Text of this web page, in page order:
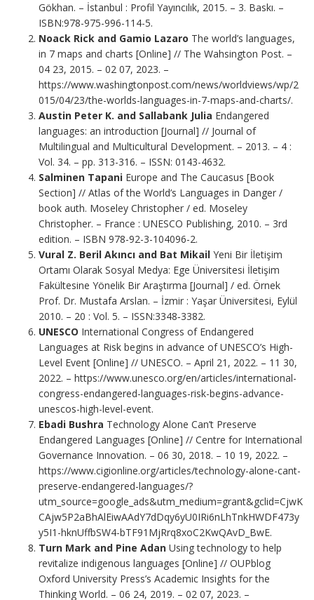
Gökhan. – İstanbul : Profil Yayıncılık, 2015. – 3. Baskı. –
ISBN:978-975-996-114-5.
Noack Rick and Gamio Lazaro The world’s languages,
in 7 maps and charts [Online] // The Wahsington Post. –
04 23, 2015. – 02 07, 2023. –
https://www.washingtonpost.com/news/worldviews/wp/2
015/04/23/the-worlds-languages-in-7-maps-and-charts/.
Austin Peter K. and Sallabank Julia Endangered
languages: an introduction [Journal] // Journal of
Multilingual and Multicultural Development. – 2013. – 4 :
Vol. 34. – pp. 313-316. – ISSN: 0143-4632.
Salminen Tapani Europe and The Caucasus [Book
Section] // Atlas of the World’s Languages in Danger /
book auth. Moseley Christopher / ed. Moseley
Christopher. – France : UNESCO Publishing, 2010. – 3rd
edition. – ISBN 978-92-3-104096-2.
Vural Z. Beril Akıncı and Bat Mikail Yeni Bir İletişim
Ortamı Olarak Sosyal Medya: Ege Üniversitesi İletişim
Fakültesine Yönelik Bir Araştırma [Journal] / ed. Örnek
Prof. Dr. Mustafa Arslan. – İzmir : Yaşar Üniversitesi, Eylül
2010. – 20 : Vol. 5. – ISSN:3348‐3382.
UNESCO International Congress of Endangered
Languages at Risk begins in advance of UNESCO’s High-
Level Event [Online] // UNESCO. – April 21, 2022. – 11 30,
2022. – https://www.unesco.org/en/articles/international-
congress-endangered-languages-risk-begins-advance-
unescos-high-level-event.
Ebadi Bushra Technology Alone Can’t Preserve
Endangered Languages [Online] // Centre for International
Governance Innovation. – 06 30, 2018. – 10 19, 2022. –
https://www.cigionline.org/articles/technology-alone-cant-
preserve-endangered-languages/?
utm_source=google_ads&utm_medium=grant&gclid=CjwK
CAjw5P2aBhAlEiwAAdY7dDqy6yU0IRi6nLhTnkHWDF473y
y5I1-hknUffbSW4-bTF91MjRrq8xoC2KwQAvD_BwE.
Turn Mark and Pine Adan Using technology to help
revitalize indigenous languages [Online] // OUPblog
Oxford University Press’s Academic Insights for the
Thinking World. – 06 24, 2019. – 02 07, 2023. –